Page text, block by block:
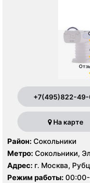
+7(495)822-
На карте
Район: Сокольники
Метро: Сокольники,
Адрес: г. Москва,
2А
Режим работы: